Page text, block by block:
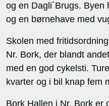
og en Dagli´Brugs.
og en børnehave med
Skolen med
Nr. Bork, der blandt
med en god cykelsti.
kvarter og i bil knap fem
Bork Hallen i Nr. Bork er